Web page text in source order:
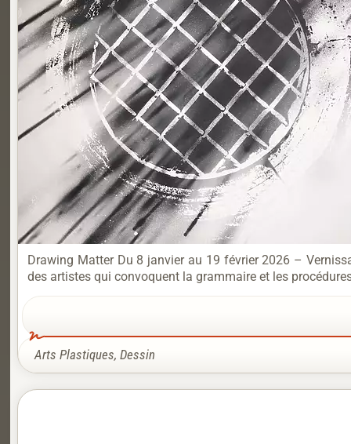
Drawing Matter Du 8 janvier au 19 février 2026 –
des artistes qui convoquent la grammaire et les
Arts Plastiques, Dessin